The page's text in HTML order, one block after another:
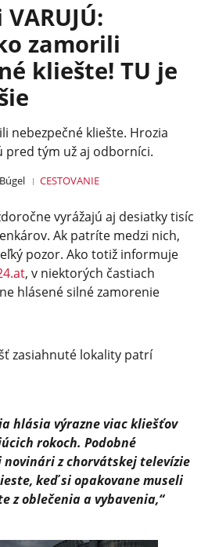
zamorili
kliešte! TU je
nebezpečné kliešte. Hrozia
pred tým už aj odborníci.
CESTOVANIE
vyrážajú aj desiatky tisíc
Ak patríte medzi nich,
pozor. Ako totiž informuje
, v niektorých častiach
hlásené silné zamorenie
zasiahnuté lokality patrí
hlásia výrazne viac kliešťov
rokoch. Podobné
z chorvátskej televízie
keď si opakovane museli
z oblečenia a vybavenia,“